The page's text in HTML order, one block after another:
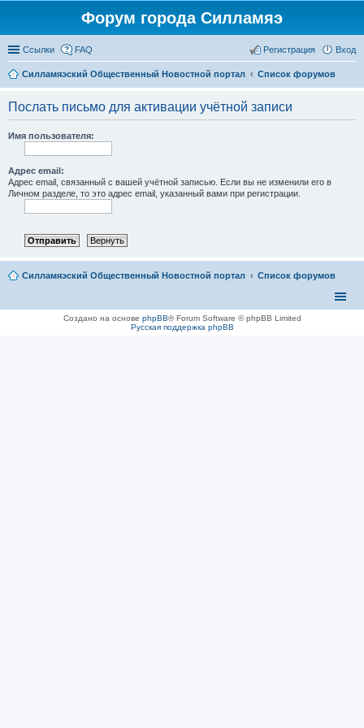
Форум города Силламяэ
Ссылки FAQ Вход
Регистрация
Силламяэский Общественный Новостной портал Список форумов
Послать письмо для активации учётной записи
Имя пользователя:
Адрес email:
Адрес email, связанный с вашей учётной записью. Если вы не изменили его в
Личном разделе, то это адрес email, указанный вами при регистрации.
Силламяэский Общественный Новостной портал Список форумов
Создано на основе phpBB® Forum Software © phpBB Limited
Русская поддержка phpBB